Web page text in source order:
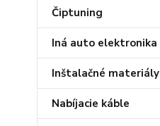
Čiptuning
Iná auto elektronika
Inštalačné materiály
Nabíjacie káble